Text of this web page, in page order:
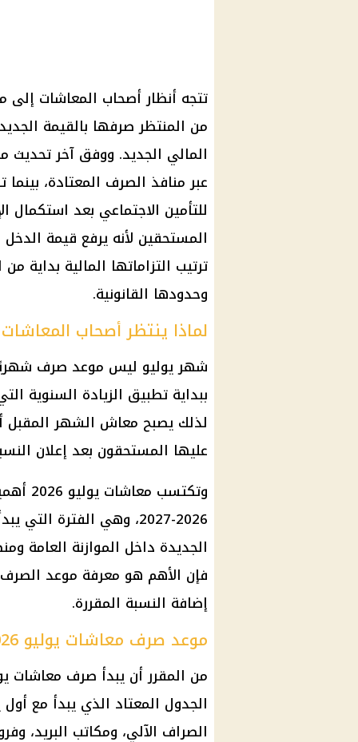
تتجه أنظارأصحاب المعاشات إلى
من المنتظر صرفها بالقيمة
المالي الجديد
عبر منافذ الصرف المعتادة، بينما
للتأمين الاجتماعي بعد استكمال
المستحقين لأنه يرفع قيمة
ترتيب التزاماتها المالية بداية
وحدودها القانونية.
لماذا ينتظر أصحاب
شهر يوليو ليس موعد صرف
ببداية تطبيق الزيادة السنوية
لذلك يصبح معاش الشهر المقبل
عليها المستحقون بعد إعلان
وتكتسب معاشات يوليو 2026
2026-2027، وهي الفترة
الجديدة داخل الموازنة العامة
فإن الأهم هو معرفة موعد
إضافة النسبة المقررة.
موعد صرف معاشات يوليو 2026
من المقرر أن يبدأ صرف معاشات
الجدول المعتاد الذي يبدأ مع
الصراف الآلي، ومكاتب البريد،